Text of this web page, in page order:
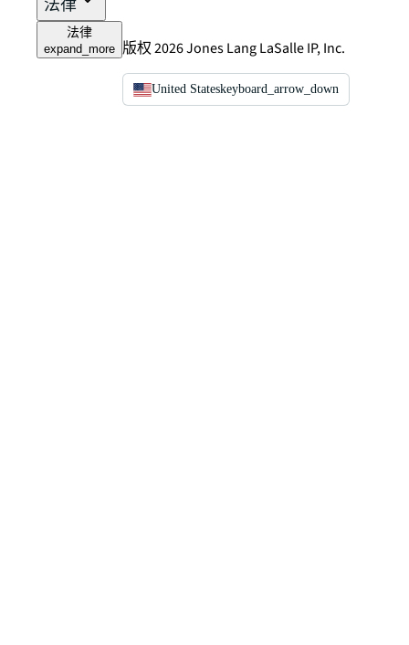
法律
法律
expand_more 版权 2026 Jones Lang LaSalle IP, Inc.
United Stateskeyboard_arrow_down